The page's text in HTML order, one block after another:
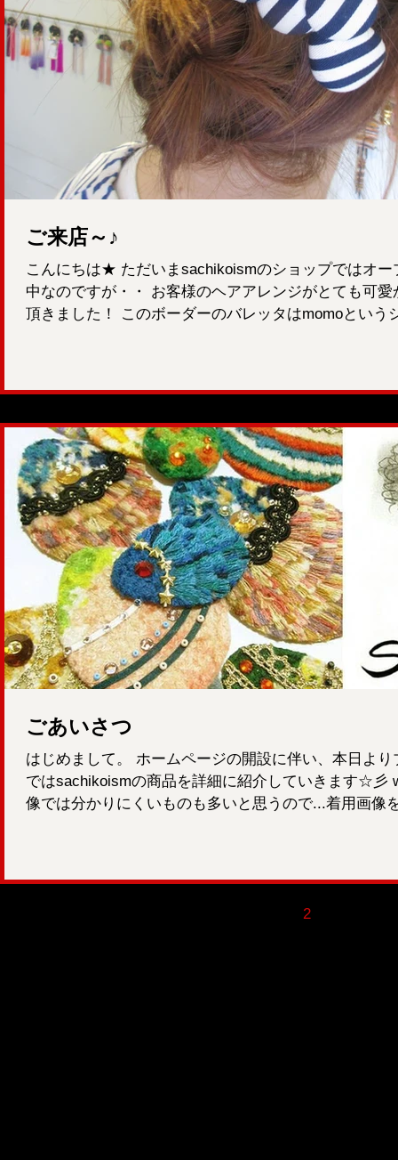
ご来店～♪
こんにちは★ ただいまsachikoismのショップではオー
中なのですが・・ お客様のヘアアレンジがとても可
頂きました！ このボーダーのバレッタはmomoという
ごあいさつ
はじめまして。 ホームページの開設に伴い、本日よ
ではsachikoismの商品を詳細に紹介していきます☆彡
像では分かりにくいものも多いと思うので...着用画像
2